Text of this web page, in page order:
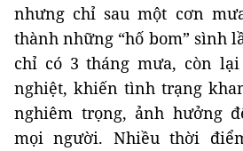
nhưng chỉ sau một cơn
thành những “hố bom” sình
chỉ có 3 tháng mưa, còn
nghiệt, khiến tình trạng
nghiêm trọng, ảnh hưởng
mọi người. Nhiều thời